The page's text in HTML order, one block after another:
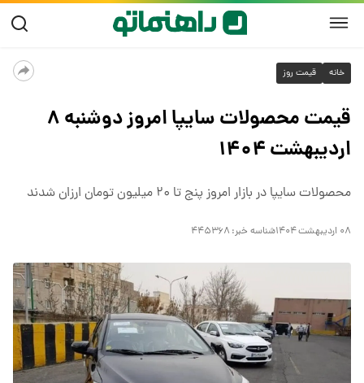
خانه قیمت روز
قیمت محصولات سایپا امروز دوشنبه ۸
اردیبهشت ۱۴۰۴
محصولات سایپا در بازار امروز پنج تا ۲۰ میلیون تومان ارزان شدند
۰۸ اردیبهشت ۱۴۰۴ شناسه خبر: ۴۴۵۳۶۸